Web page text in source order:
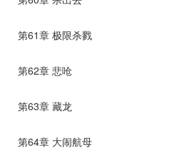
第61章 极限杀戮
第62章 悲呛
第63章 藏龙
第64章 大闹航母